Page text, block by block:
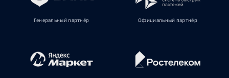
Генеральный партнёр Официальный партнёр